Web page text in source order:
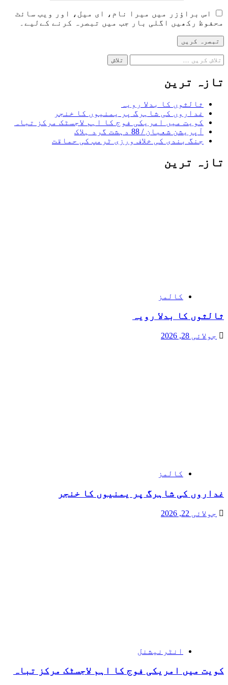
اس براؤزر میں میرا نام، ای میل، اور ویب سائٹ
محفوظ رکھیں اگلی بار جب میں تبصرہ کرنے کےلیے۔
تلاش
کریں
برائے:
تازہ ترین
ثالثوں کا بدلا رویہ
غداروں کی شاہرگ پر یمنیوں کا خنجر
کویت میں امریکی فوج کا اہم لاجسٹک مرکز تباہ
آپریشن شعبان / 88 دہشت گرد ہلاک
جنگ بندی کی خلاف ورزی ٹرمپ کی حماقت
تازہ ترین
کالمز
ثالثوں کا بدلا رویہ
جولائی 28, 2026
کالمز
غداروں کی شاہرگ پر یمنیوں کا خنجر
جولائی 22, 2026
انٹرنیشنل
کویت میں امریکی فوج کا اہم لاجسٹک مرکز تباہ